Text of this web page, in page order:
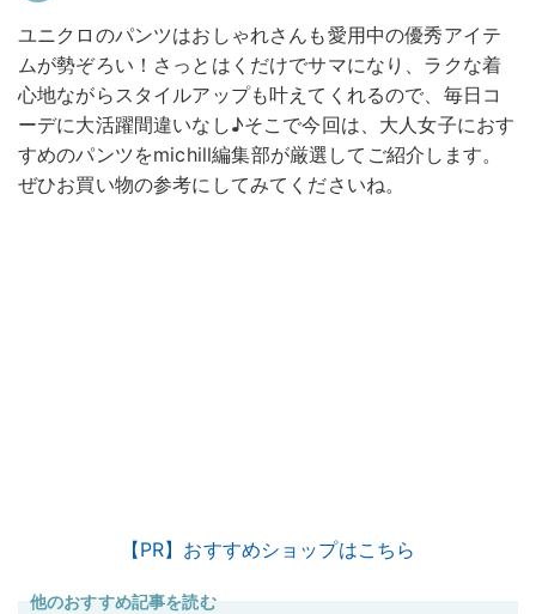
ユニクロのパンツはおしゃれさんも愛用中の優秀アイテ
ムが勢ぞろい！さっとはくだけでサマになり、ラクな着
心地ながらスタイルアップも叶えてくれるので、毎日コ
ーデに大活躍間違いなし♪そこで今回は、大人女子におす
すめのパンツをmichill編集部が厳選してご紹介します。
ぜひお買い物の参考にしてみてくださいね。
【PR】おすすめショップはこちら
他のおすすめ記事を読む